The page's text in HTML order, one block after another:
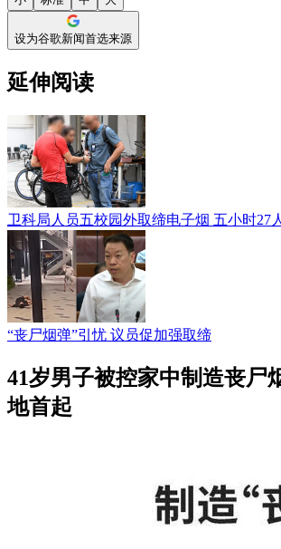
设为谷歌新闻首选来源
延伸阅读
卫科局人员五校园外取缔电子烟 五小时27
“丧尸烟弹”引忧 议员促加强取缔
41岁男子被控家中制造丧尸
地首起